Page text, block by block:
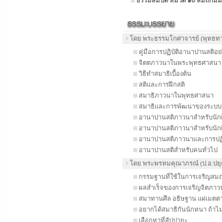
โดย พระธรรมโกศาจารย์ (พุทธท
คู่มือการปฏิบัติอานาปานสติอ
จิตตภาวนาในพระพุทธศาสนา
วิธีทำสมาธิเบื้องต้น
สติและการฝึกสติ
สมาธิภาวนาในพุทธศาสนา
สมาธิและการพัฒนาของระบ
อานาปานสติภาวนาสำหรับนั
อานาปานสติภาวนาสำหรับนั
อานาปานสติภาวนาและการป
อานาปานสติสำหรับคนทั่วไป
โดย พระพรหมคุณาภรณ์ (ป.อ.ปยุ
กรรมฐานที่ใช้ในการเจริญสม
ผลสำเร็จของการเจริญจิตภา
สมาทานศีล อธิษฐาน แผ่เมต
อยากได้สมาธิกันนักหนา ถ้าไ
เลือกหาที่สัปปายะ